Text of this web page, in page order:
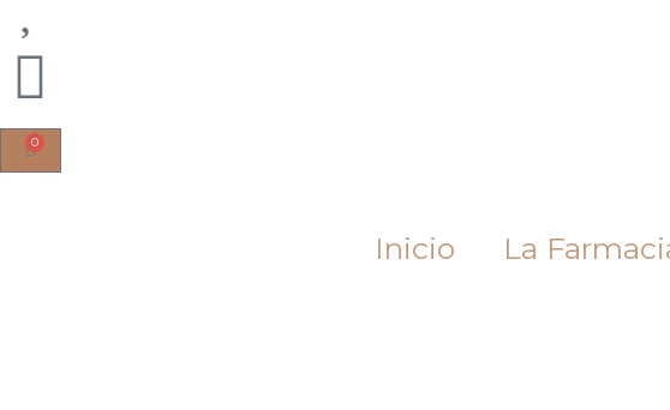
0
Cart
Inicio La